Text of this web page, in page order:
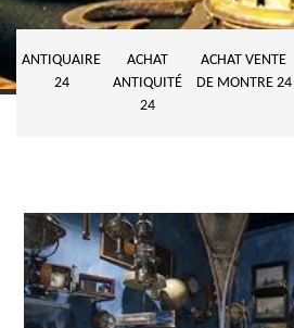
ANTIQUAIRE
24
ACHAT
ANTIQUITÉ
24
ACHAT VENTE
DE MONTRE 24